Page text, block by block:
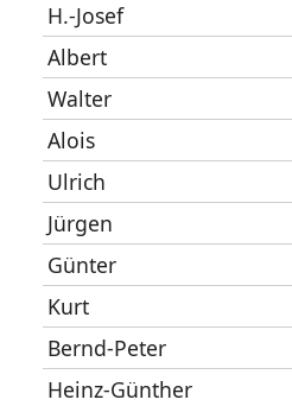
H.-Josef
Albert
Walter
Alois
Ulrich
Jürgen
Günter
Kurt
Bernd-Peter
Heinz-Günther